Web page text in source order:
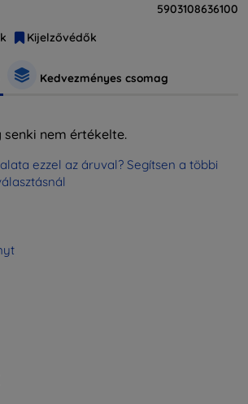
5903108636100
Kijelzővédők
Kedvezményes csomag
senki nem értékelte.
ezzel az áruval? Segítsen a többi